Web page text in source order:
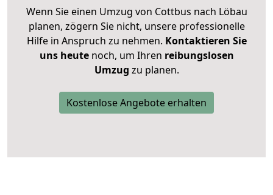
Wenn Sie einen Umzug von Cottbus nach Löbau
planen, zögern Sie nicht, unsere professionelle
Hilfe in Anspruch zu nehmen. Kontaktieren Sie
uns heutenoch, um Ihren reibungslosen
Umzug zu planen.
Kostenlose Angebote erhalten